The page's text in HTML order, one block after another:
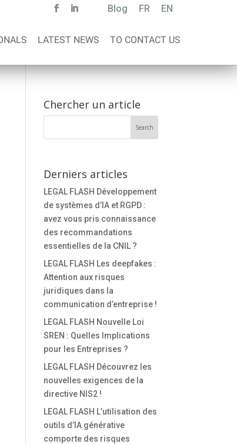
Blog FR EN
LATEST NEWS TO CONTACT US
Chercher un article
Derniers articles
LEGAL FLASH Développement
de systèmes d’IA et RGPD :
avez vous pris connaissance
des recommandations
essentielles de la CNIL ?
LEGAL FLASH Les deepfakes :
Attention aux risques
juridiques dans la
communication d’entreprise !
LEGAL FLASH Nouvelle Loi
SREN : Quelles Implications
pour les Entreprises ?
LEGAL FLASH Découvrez les
nouvelles exigences de la
directive NIS2 !
LEGAL FLASH L’utilisation des
outils d’IA générative
comporte des risques